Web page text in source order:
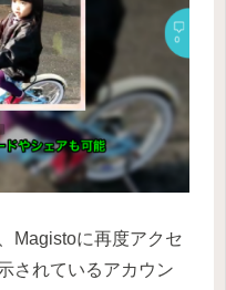
Magistoに再度アクセ
されているアカウン